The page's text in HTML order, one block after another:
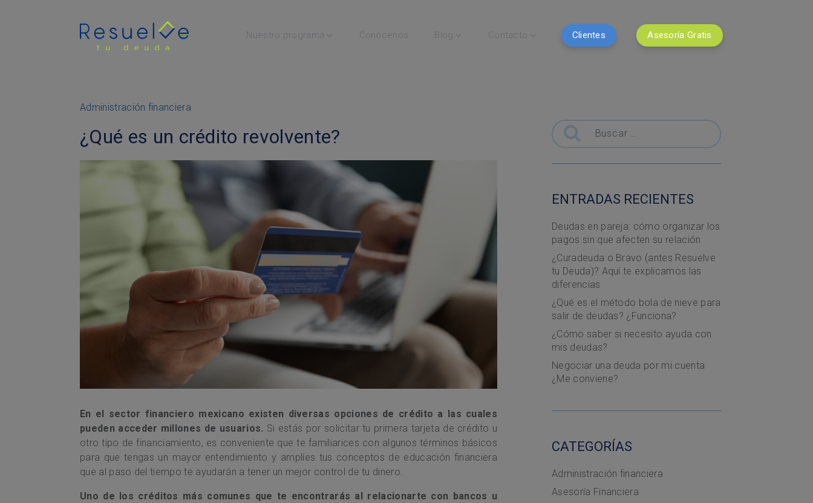
Menú Principal Nuestro programa Conócenos Blog Contacto Clientes Asesoría Gratis
Administración financiera
¿Qué es un crédito revolvente?
En el sector financiero mexicano existen diversas opciones de crédito a las cuales
pueden acceder millones de usuarios. Si estás por solicitar tu primera tarjeta de crédito u
otro tipo de financiamiento, es conveniente que te familiarices con algunos términos básicos
para que tengas un mayor entendimiento y amplíes tus conceptos de educación financiera
que al paso del tiempo te ayudarán a tener un mejor control de tu dinero.
Uno de los créditos más comunes que te encontrarás al relacionarte con bancos u
Buscar
ENTRADAS RECIENTES
Deudas en pareja: cómo organizar los
pagos sin que afecten su relación
¿Curadeuda o Bravo (antes Resuelve
tu Deuda)? Aquí te explicamos las
diferencias
¿Qué es el método bola de nieve para
salir de deudas? ¿Funciona?
¿Cómo saber si necesito ayuda con
mis deudas?
Negociar una deuda por mi cuenta
¿Me conviene?
CATEGORÍAS
Administración financiera
Asesoría Financiera